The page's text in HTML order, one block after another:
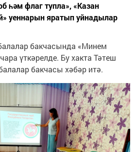
һәм флаг тупла», «Казан
уеннарын яратып уйнадылар
бакчасында «Минем
үткәрелде. Бу хакта Тәтеш
бакчасы хәбәр итә.